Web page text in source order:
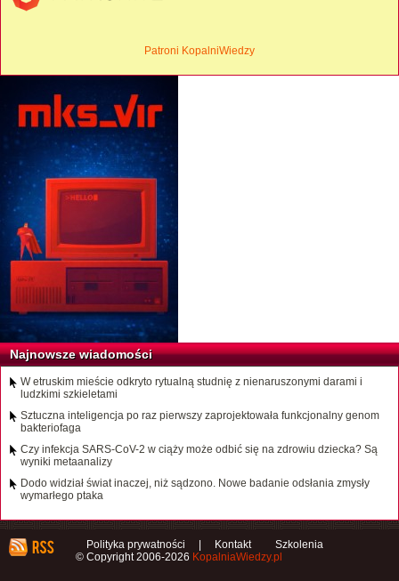
Patroni KopalniWiedzy
Najnowsze wiadomości
W etruskim mieście odkryto rytualną studnię z nienaruszonymi darami i
ludzkimi szkieletami
Sztuczna inteligencja po raz pierwszy zaprojektowała funkcjonalny genom
bakteriofaga
Czy infekcja SARS-CoV-2 w ciąży może odbić się na zdrowiu dziecka? Są
wyniki metaanalizy
Dodo widział świat inaczej, niż sądzono. Nowe badanie odsłania zmysły
wymarłego ptaka
Polityka prywatności Kontakt
Szkolenia
© Copyright 2006-2026 KopalniaWiedzy.pl